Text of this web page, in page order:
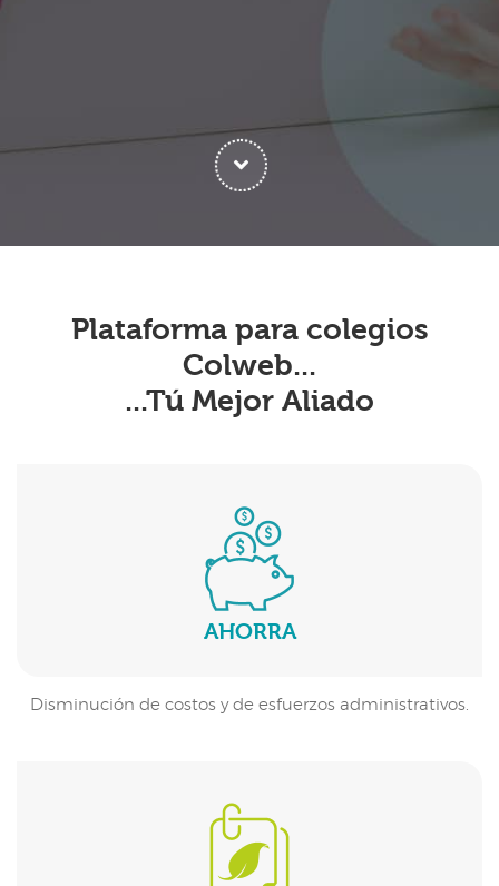
Plataforma para colegios
Colweb...
...Tú Mejor Aliado
AHORRA
Disminución de costos y de esfuerzos administrativos.